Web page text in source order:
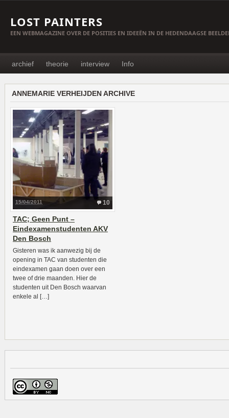
LOST PAINTERS
EEN WEBMAGAZINE OVER DE POSITIES EN IDEEËN IN DE HEDENDAAGSE
archief theorie interview Info
ANNEMARIE VERHEIJDEN ARCHIVE
10
15/04/2011
TAC; Geen Punt –
Eindexamenstudenten AKV
Den Bosch
Gisteren was ik aanwezig bij de
opening in TAC van studenten die
eindexamen gaan doen over een
twee of drie maanden. Hier de
studenten uit Den Bosch waarvan
enkele al […]